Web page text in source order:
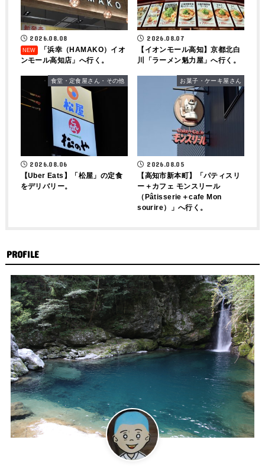
2026.08.08
「浜幸（HAMAKO）イオ
ンモール高知店」へ行く。
2026.08.07
【イオンモール高知】京都北白
川「ラーメン魁力屋」へ行く。
食堂・定食屋さん・その他
2026.08.06
【Uber Eats】「松屋」の定食
をデリバリー。
お菓子・ケーキ屋さん
2026.08.05
【高知市新本町】「パティスリ
ー＋カフェ モンスリール
（Pâtisserie＋cafe Mon
sourire）」へ行く。
PROFILE